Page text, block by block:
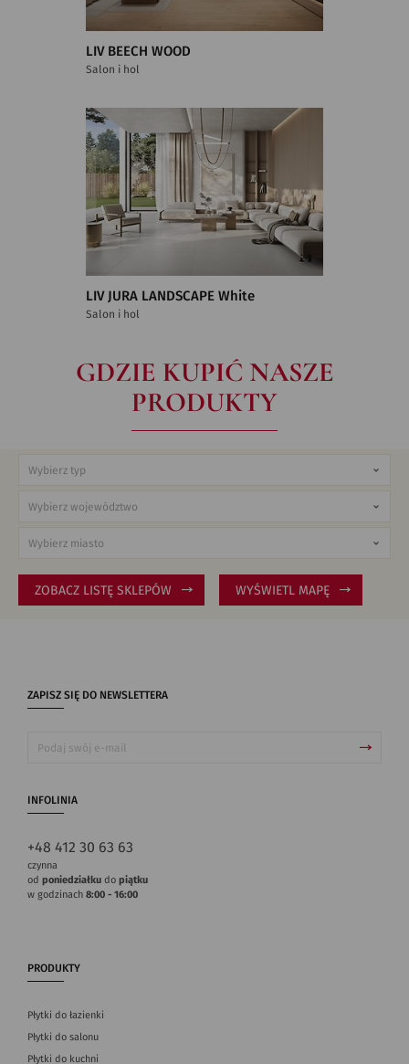
LIV BEECH WOOD
Salon i hol
LIV JURA LANDSCAPE White
Salon i hol
GDZIE KUPIĆ NASZE
PRODUKTY
ZOBACZ LISTĘ SKLEPÓW WYŚWIETL MAPĘ
ZAPISZ SIĘ DO NEWSLETTERA
INFOLINIA
+48 412 30 63 63
czynna
od poniedziałku do piątku
w godzinach 8:00 - 16:00
PRODUKTY
Płytki do łazienki
Płytki do salonu
Płytki do kuchni